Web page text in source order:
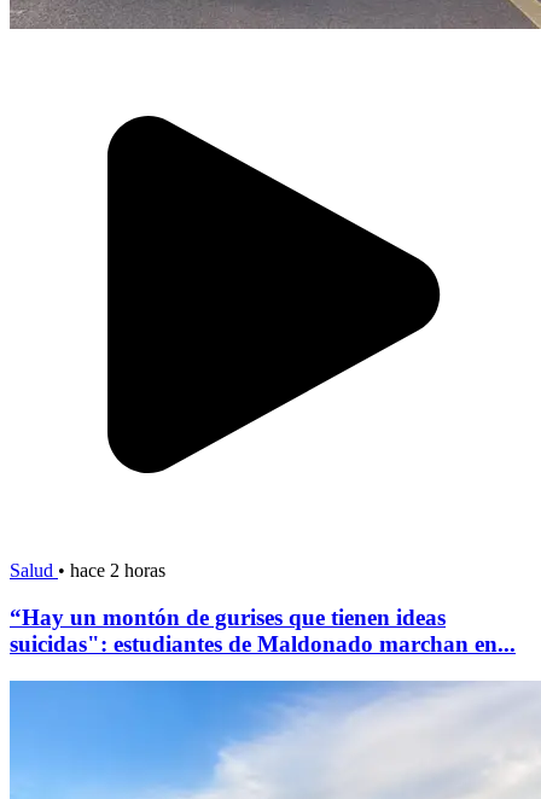
Salud • hace 2 horas
“Hay un montón de gurises que tienen ideas
suicidas": estudiantes de Maldonado marchan en...